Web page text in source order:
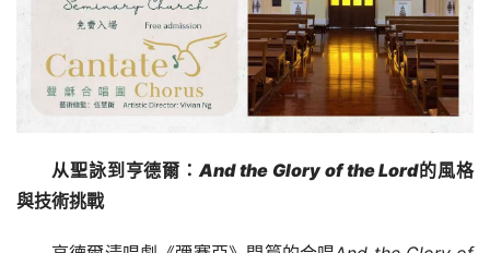
从聖詠到亨德爾： And the Glory of the Lord的風格
與技術挑戰